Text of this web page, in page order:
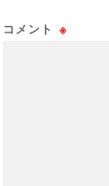
コメント ※